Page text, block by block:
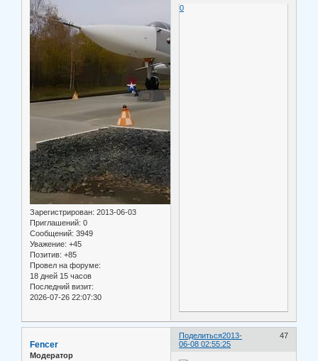
Зарегистрирован: 2013-06-03
Приглашений: 0
Сообщений: 3949
Уважение: +45
Позитив: +85
Провел на форуме:
18 дней 15 часов
Последний визит:
2026-07-26 22:07:30
0
Поделиться 47
2013-
06-08 02:55:25
Fencer
Модератор